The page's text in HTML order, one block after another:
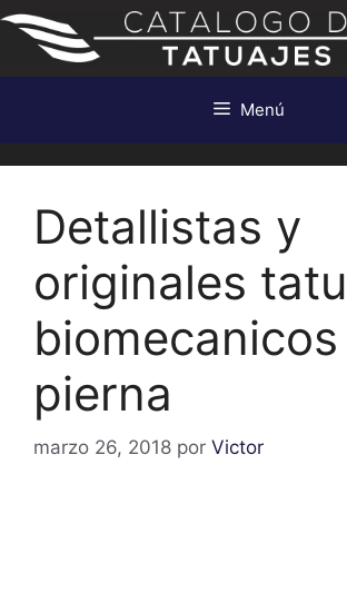
Saltar
contenido
Menú
Detallistas y
originales
biomecanicos
pierna
marzo 26, 2018 por Victor